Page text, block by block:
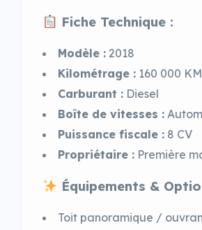
Fiche Technique :
Modèle : 2018
Kilométrage : 160 000 KM
Carburant : Diesel
Boîte de vitesses :
Puissance fiscale : 8 CV
Propriétaire : Première
Équipements &
Toit panoramique /